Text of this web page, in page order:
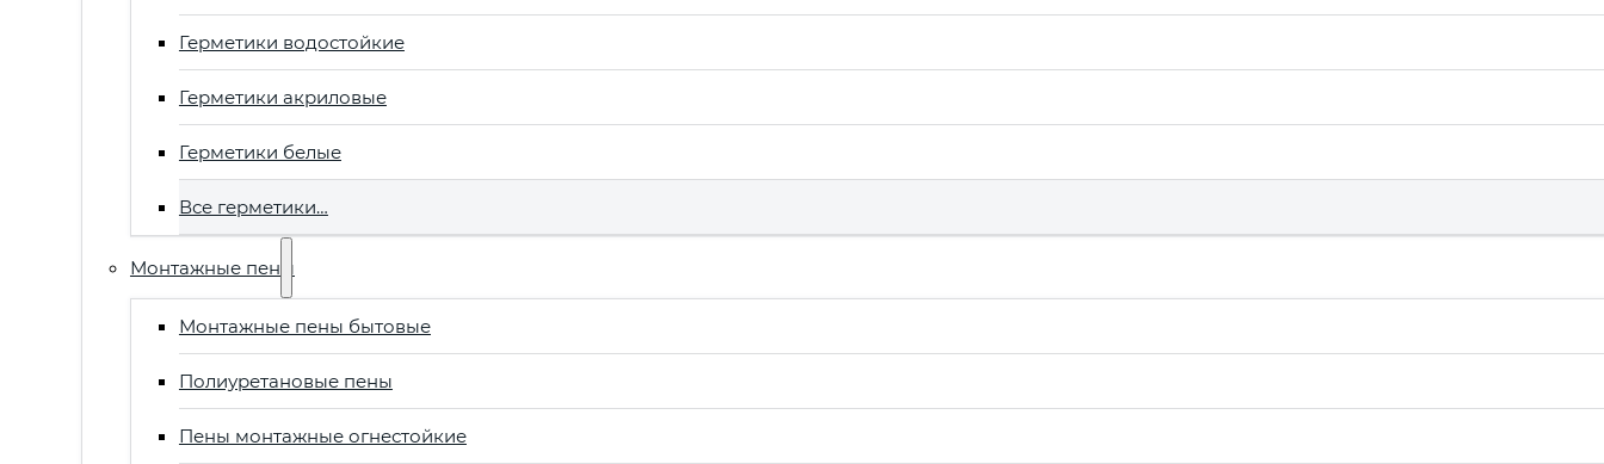
Герметики водостойкие
Герметики акриловые
Герметики белые
Все герметики…
Монтажные пены
Монтажные пены бытовые
Полиуретановые пены
Пены монтажные огнестойкие